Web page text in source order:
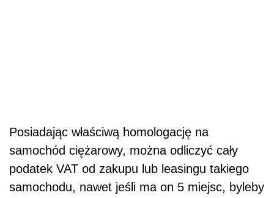
Posiadając właściwą homologację na
samochód ciężarowy, można odliczyć cały
podatek VAT od zakupu lub leasingu takiego
samochodu, nawet jeśli ma on 5 miejsc, byleby